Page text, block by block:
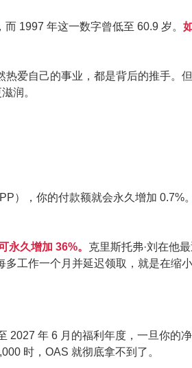
，而 1997 年这一数字曾低至 60.9 岁。
爱自己的事业，都是背后的推手。
润。
），你的付款额就会永久增加 0.7%。
永久增加 36%。 克里斯托弗·刘在他
工作一个月并延迟领取，就是在缩小
2027 年 6 月的福利年度，一旦你的
时，OAS 就彻底拿不到了。